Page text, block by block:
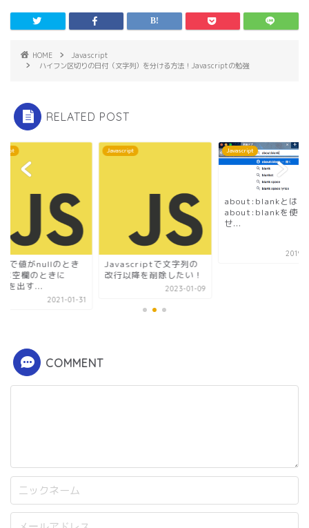
ま
)
HOME
Javascript
ハイフン区切りの日付（文字列）を分ける方法！Javascriptの勉強
RELATED POST
で値がnullのとき
は空欄のときに
を出す...
2021-01-31
Javascript
Javascriptで文字列の
改行以降を削除したい！
2023-01-09
Javascript
about:blankとは :
about:blankを使い
せ...
2019-
COMMENT